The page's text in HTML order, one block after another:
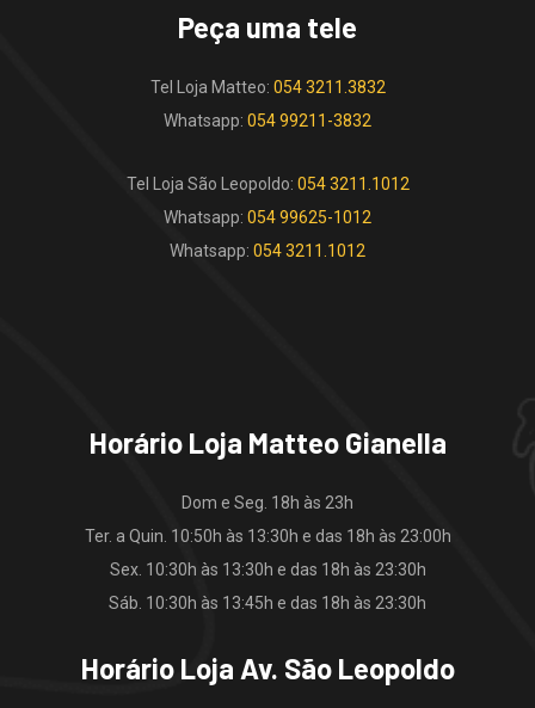
Peça uma tele
Tel Loja Matteo: 054 3211.3832
Whatsapp: 054 99211-3832
Tel Loja São Leopoldo: 054 3211.1012
Whatsapp: 054 99625-1012
Whatsapp: 054 3211.1012
Horário Loja Matteo Gianella
Dom e Seg. 18h às 23h
Ter. a Quin. 10:50h às 13:30h e das 18h às 23:00h
Sex. 10:30h às 13:30h e das 18h às 23:30h
Sáb. 10:30h às 13:45h e das 18h às 23:30h
Horário Loja Av. São Leopoldo